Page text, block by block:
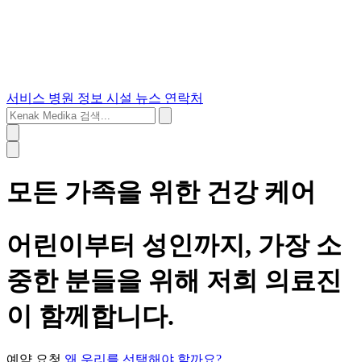
서비스 병원 정보 시설 뉴스 연락처
모든 가족을 위한 건강 케어
어린이부터 성인까지, 가장 소
중한 분들을 위해 저희 의료진
이 함께합니다.